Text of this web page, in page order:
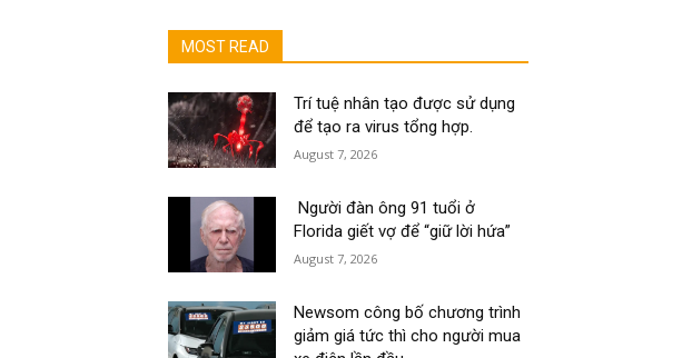
MOST READ
Trí tuệ nhân tạo được sử dụng
để tạo ra virus tổng hợp.
August 7, 2026
Người đàn ông 91 tuổi ở
Florida giết vợ để “giữ lời hứa”
August 7, 2026
Newsom công bố chương trình
giảm giá tức thì cho người mua